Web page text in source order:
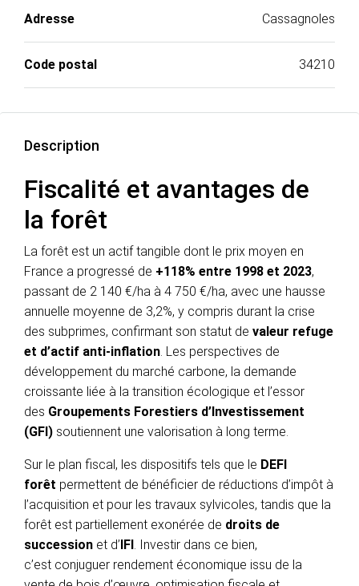
Adresse Cassagnoles
Code postal 34210
Description
Fiscalité et avantages de
la forêt
La forêt est un actif tangible dont le prix moyen en
France a progressé de +118% entre 1998 et 2023,
passant de 2 140 €/ha à 4 750 €/ha, avec une hausse
annuelle moyenne de 3,2%, y compris durant la crise
des subprimes, confirmant son statut de valeur refuge
et d’actif anti-inflation. Les perspectives de
développement du marché carbone, la demande
croissante liée à la transition écologique et l’essor
des Groupements Forestiers d’Investissement
(GFI) soutiennent une valorisation à long terme.
Sur le plan fiscal, les dispositifs tels que le DEFI
forêt permettent de bénéficier de réductions d’impôt à
l’acquisition et pour les travaux sylvicoles, tandis que la
forêt est partiellement exonérée de droits de
succession et d’IFI. Investir dans ce bien,
c’est conjuguer rendement économique issu de la